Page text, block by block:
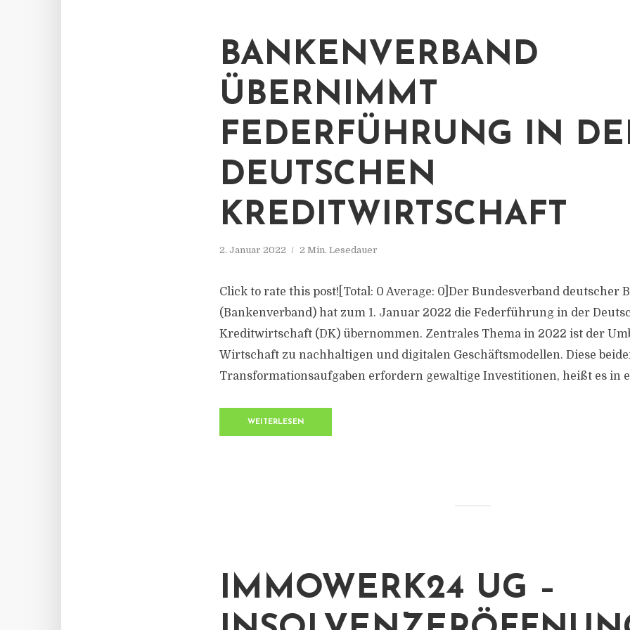
BANKENVERBAND
ÜBERNIMMT
FEDERFÜHRUNG IN
DEUTSCHEN
KREDITWIRTSCHAFT
2. Januar 2022 2 Min. Lesedauer
Click to rate this post![Total: 0 Average: 0]Der Bundesverband deutscher
(Bankenverband) hat zum 1. Januar 2022 die Federführung in der
Kreditwirtschaft (DK) übernommen. Zentrales Thema in 2022 ist der
Wirtschaft zu nachhaltigen und digitalen Geschäftsmodellen. Diese
Transformationsaufgaben erfordern gewaltige Investitionen, heißt es in
WEITERLESEN
IMMOWERK24 UG –